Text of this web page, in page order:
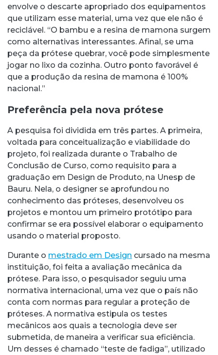
envolve o descarte apropriado dos equipamentos
que utilizam esse material, uma vez que ele não é
reciclável. “O bambu e a resina de mamona surgem
como alternativas interessantes. Afinal, se uma
peça da prótese quebrar, você pode simplesmente
jogar no lixo da cozinha. Outro ponto favorável é
que a produção da resina de mamona é 100%
nacional.”
Preferência pela nova prótese
A pesquisa foi dividida em três partes. A primeira,
voltada para conceitualização e viabilidade do
projeto, foi realizada durante o Trabalho de
Conclusão de Curso, como requisito para a
graduação em Design de Produto, na Unesp de
Bauru. Nela, o designer se aprofundou no
conhecimento das próteses, desenvolveu os
projetos e montou um primeiro protótipo para
confirmar se era possível elaborar o equipamento
usando o material proposto.
Durante o mestrado em Design cursado na mesma
instituição, foi feita a avaliação mecânica da
prótese. Para isso, o pesquisador seguiu uma
normativa internacional, uma vez que o país não
conta com normas para regular a proteção de
próteses. A normativa estipula os testes
mecânicos aos quais a tecnologia deve ser
submetida, de maneira a verificar sua eficiência.
Um desses é chamado “teste de fadiga”, utilizado